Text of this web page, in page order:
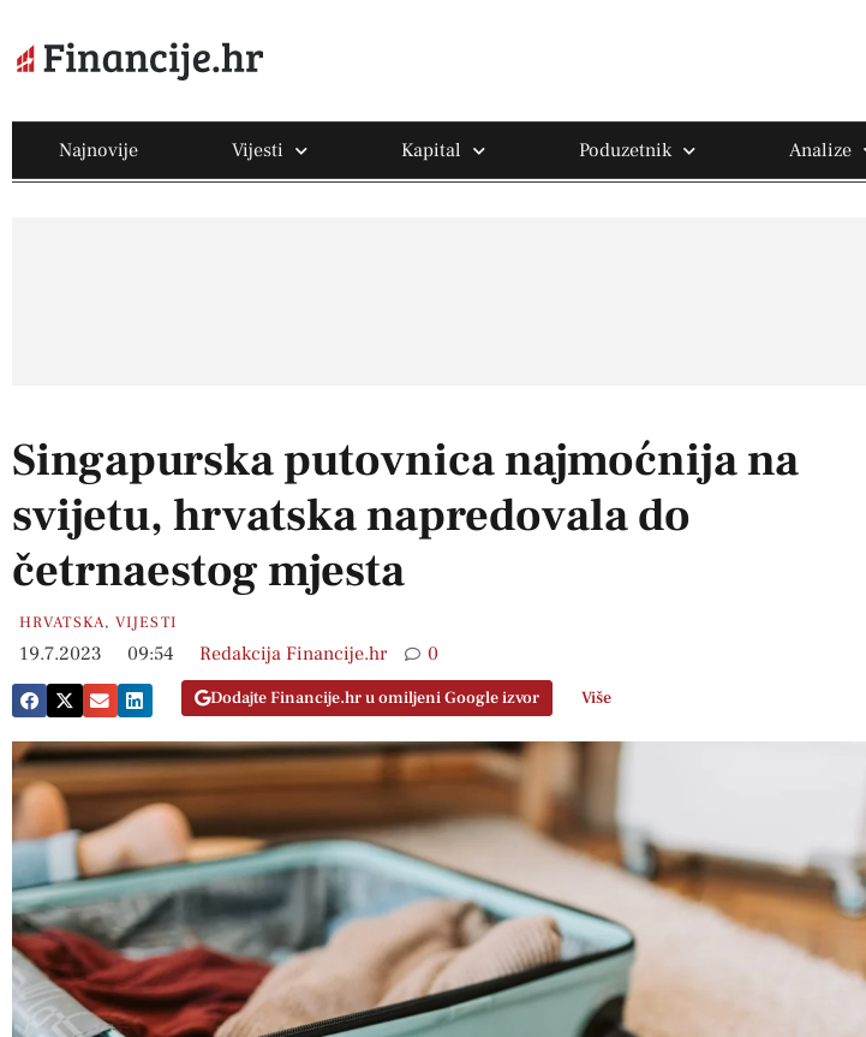
Najnovije Vijesti Kapital Poduzetnik Analize
Singapurska putovnica najmoćnija na
svijetu, hrvatska napredovala do
četrnaestog mjesta
HRVATSKA,VIJESTI
19.7.2023 09:54 Redakcija Financije.hr 0
Dodajte Financije.hr u omiljeni Google izvor Više